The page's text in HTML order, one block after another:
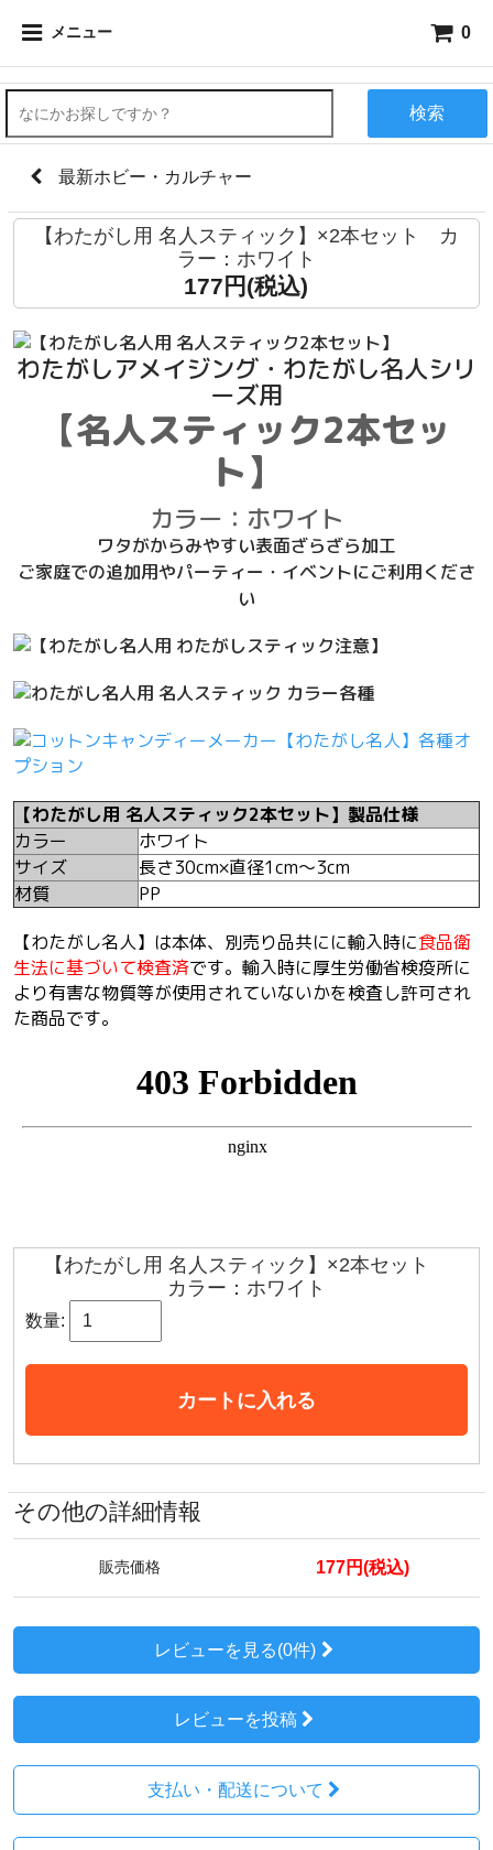
メニュー 0
検索
最新ホビー・カルチャー
【わたがし用 名人スティック】×2本セット カ
ラー：ホワイト
177円(税込)
わたがしアメイジング・わたがし名人シリ
ーズ用
【名人スティック2本セッ
ト】
カラー：ホワイト
ワタがからみやすい表面ざらざら加工
ご家庭での追加用やパーティー・イベントにご利用くださ
い
【わたがし用 名人スティック2本セット】製品仕様
カラー
ホワイト
サイズ
長さ30cm×直径1cm～3cm
材質
PP
【わたがし名人】は本体、別売り品共にに輸入時に食品衛
生法に基づいて検査済です。輸入時に厚生労働省検疫所に
より有害な物質等が使用されていないかを検査し許可され
た商品です。
【わたがし用 名人スティック】×2本セット
カラー：ホワイト
数量:
カートに入れる
その他の詳細情報
販売価格 177円(税込)
レビューを見る(0件)
レビューを投稿
支払い・配送について